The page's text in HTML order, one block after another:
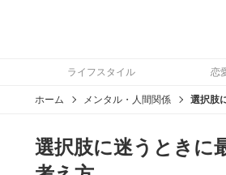
ライフスタイル 恋
ホーム メンタル・人間関係
選択肢に迷うときに